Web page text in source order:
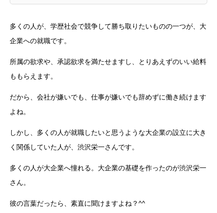
多くの人が、学歴社会で競争して勝ち取りたいものの一つが、大
企業への就職です。
所属の欲求や、承認欲求を満たせますし、とりあえずのいい給料
ももらえます。
だから、会社が嫌いでも、仕事が嫌いでも辞めずに働き続けます
よね。
しかし、多くの人が就職したいと思うような大企業の設立に大き
く関係していた人が、渋沢栄一さんです。
多くの人が大企業へ憧れる。大企業の基礎を作ったのが渋沢栄一
さん。
彼の言葉だったら、素直に聞けますよね？^^